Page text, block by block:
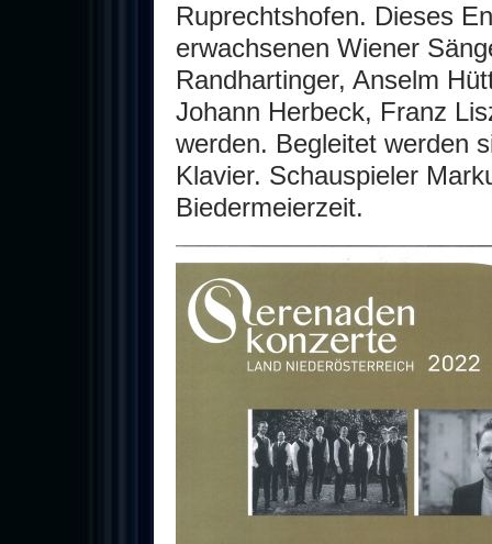
Ruprechtshofen. Dieses
erwachsenen Wiener
Randhartinger, Anselm
Johann Herbeck, Franz
werden. Begleitet werden
Klavier. Schauspieler
Biedermeierzeit.